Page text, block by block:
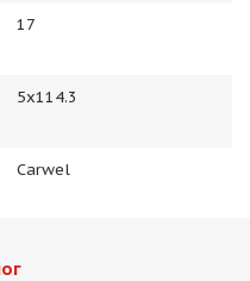
17
5x114.3
Carwel